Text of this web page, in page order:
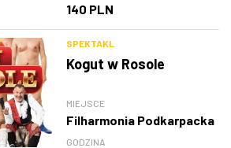
140 PLN
SPEKTAKL
Kogut w Rosole
MIEJSCE
Filharmonia Podkarpacka
GODZINA